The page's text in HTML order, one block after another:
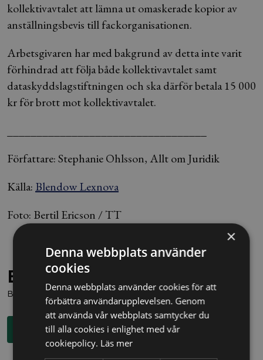
kollektivavtalet att lämna ut omaskerade kopior av
anställningsbevis till fackorganisationen.
Arbetsgivaren har med bakgrund av detta inte varit
förhindrad att följa både kollektivavtalet samt
dataskyddslagstiftningen och ska därför betala 15 000
kr för brott mot kollektivavtalet.
Författare: Stephanie Ohlsson, Allt om Juridik
Källa: Blendow Lexnova
Foto: Bertil Ericson / TT
Behöver du juridisk hjälp?
Boka en kostnadsfri konsultation direkt via knappen nedan.
Boka rådgivning
×
Denna webbplats använder
cookies
Denna webbplats använder cookies för att
förbättra användarupplevelsen. Genom
att använda vår webbplats samtycker du
till alla cookies i enlighet med vår
cookiepolicy. Läs mer